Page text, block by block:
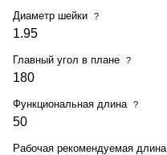
Диаметр шейки ?
1.95
Главный угол в плане ?
180
Функциональная длина ?
50
Рабочая рекомендуемая длина